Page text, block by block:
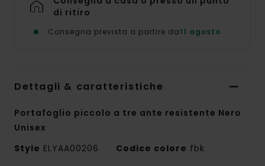
di ritiro
Consegna prevista a partire da11 agosto
Dettagli & caratteristiche
Portafoglio piccolo a tre ante resistente Nero
Unisex
Style ELYAA00206 Codice colore fbk